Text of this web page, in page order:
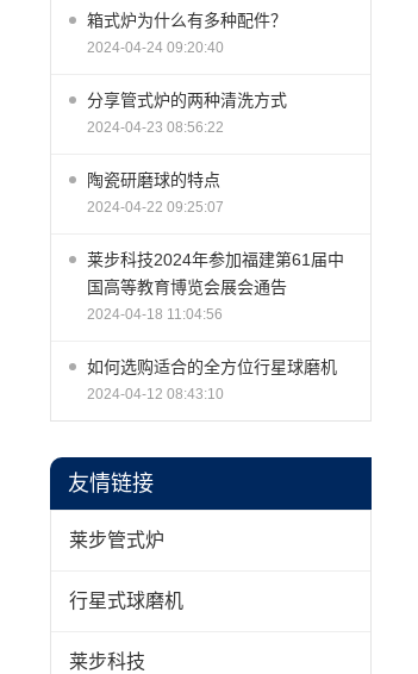
箱式炉为什么有多种配件？
2024-04-24 09:20:40
分享管式炉的两种清洗方式
2024-04-23 08:56:22
陶瓷研磨球的特点
2024-04-22 09:25:07
莱步科技2024年参加福建第61届中
国高等教育博览会展会通告
2024-04-18 11:04:56
如何选购适合的全方位行星球磨机
2024-04-12 08:43:10
友情链接
莱步管式炉
行星式球磨机
莱步科技